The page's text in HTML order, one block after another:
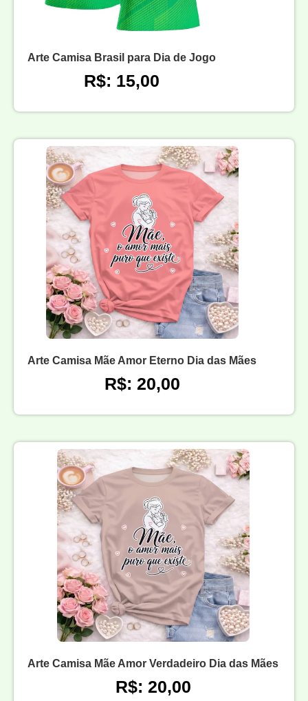
Arte Camisa Brasil para Dia de Jogo
R$: 15,00
Arte Camisa Mãe Amor Eterno Dia das Mães
R$: 20,00
Arte Camisa Mãe Amor Verdadeiro Dia das Mães
R$: 20,00